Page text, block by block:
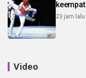
23 jam lalu
Video